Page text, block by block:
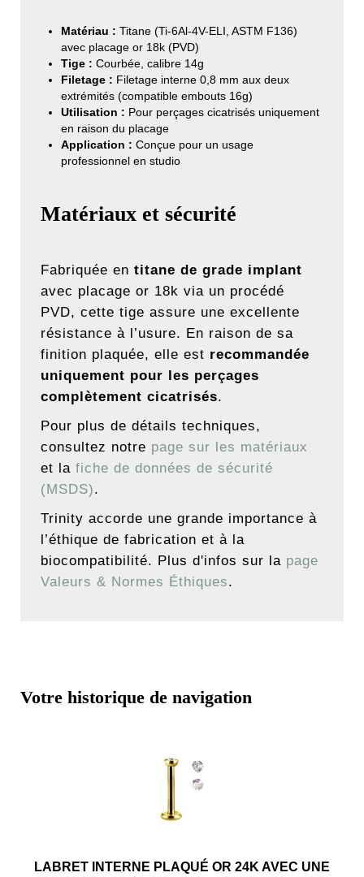
Matériau : Titane (Ti-6Al-4V-ELI, ASTM F136)
avec placage or 18k (PVD)
Tige : Courbée, calibre 14g
Filetage : Filetage interne 0,8 mm aux deux
extrémités (compatible embouts 16g)
Utilisation : Pour perçages cicatrisés uniquement
en raison du placage
Application : Conçue pour un usage
professionnel en studio
Matériaux et sécurité
Fabriquée en titane de grade implant
avec placage or 18k via un procédé
PVD, cette tige assure une excellente
résistance à l’usure. En raison de sa
finition plaquée, elle est recommandée
uniquement pour les perçages
complètement cicatrisés.
Pour plus de détails techniques,
consultez notre page sur les matériaux
et la fiche de données de sécurité
(MSDS).
Trinity accorde une grande importance à
l’éthique de fabrication et à la
biocompatibilité. Plus d'infos sur la page
Valeurs & Normes Éthiques.
Votre historique de navigation
LABRET INTERNE PLAQUÉ OR 24K AVEC UNE